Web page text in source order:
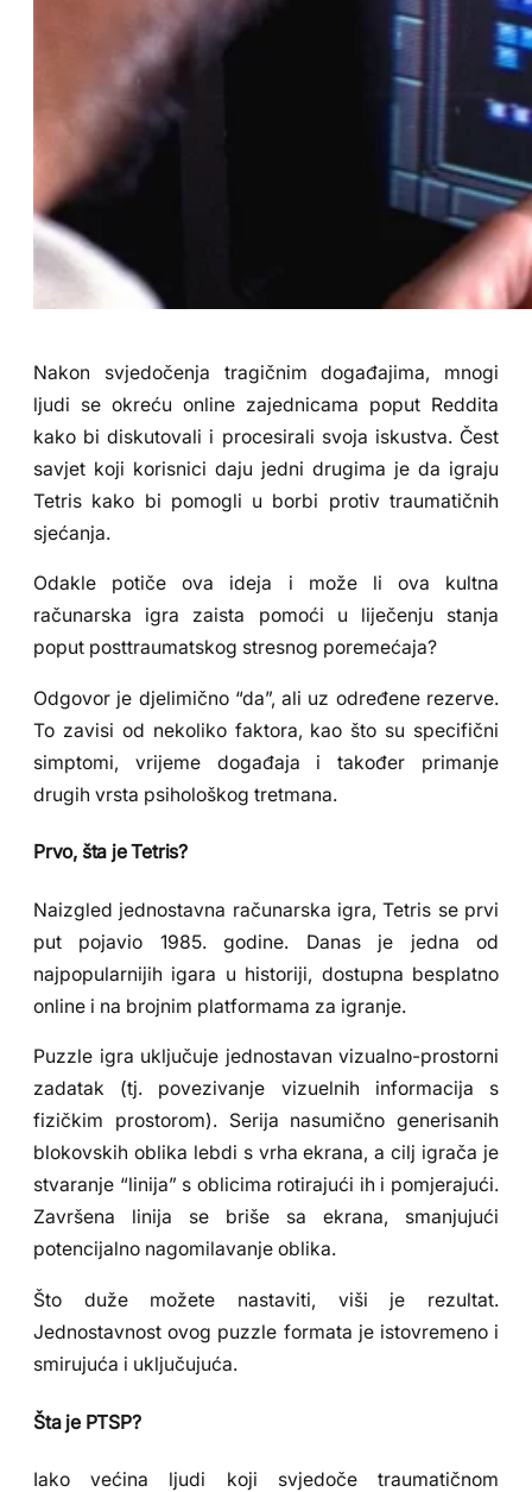
Nakon svjedočenja tragičnim događajima, mnogi
ljudi se okreću online zajednicama poput Reddita
kako bi diskutovali i procesirali svoja iskustva. Čest
savjet koji korisnici daju jedni drugima je da igraju
Tetris kako bi pomogli u borbi protiv traumatičnih
sjećanja.
Odakle potiče ova ideja i može li ova kultna
računarska igra zaista pomoći u liječenju stanja
poput posttraumatskog stresnog poremećaja?
Odgovor je djelimično “da”, ali uz određene rezerve.
To zavisi od nekoliko faktora, kao što su specifični
simptomi, vrijeme događaja i također primanje
drugih vrsta psihološkog tretmana.
Prvo, šta je Tetris?
Naizgled jednostavna računarska igra, Tetris se prvi
put pojavio 1985. godine. Danas je jedna od
najpopularnijih igara u historiji, dostupna besplatno
online i na brojnim platformama za igranje.
Puzzle igra uključuje jednostavan vizualno-prostorni
zadatak (tj. povezivanje vizuelnih informacija s
fizičkim prostorom). Serija nasumično generisanih
blokovskih oblika lebdi s vrha ekrana, a cilj igrača je
stvaranje “linija” s oblicima rotirajući ih i pomjerajući.
Završena linija se briše sa ekrana, smanjujući
potencijalno nagomilavanje oblika.
Što duže možete nastaviti, viši je rezultat.
Jednostavnost ovog puzzle formata je istovremeno i
smirujuća i uključujuća.
Šta je PTSP?
Iako većina ljudi koji svjedoče traumatičnom